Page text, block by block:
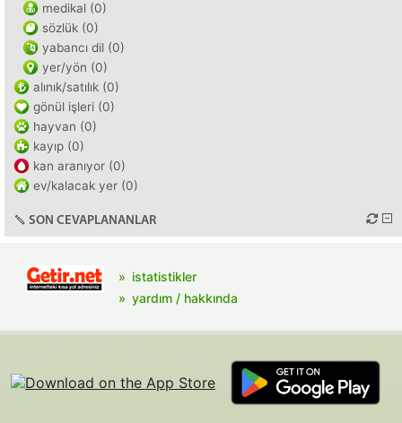
medikal (0)
sözlük (0)
yabancı dil (0)
yer/yön (0)
alınık/satılık (0)
gönül işleri (0)
hayvan (0)
kayıp (0)
kan aranıyor (0)
ev/kalacak yer (0)
SON CEVAPLANANLAR
istatistikler
yardım / hakkında